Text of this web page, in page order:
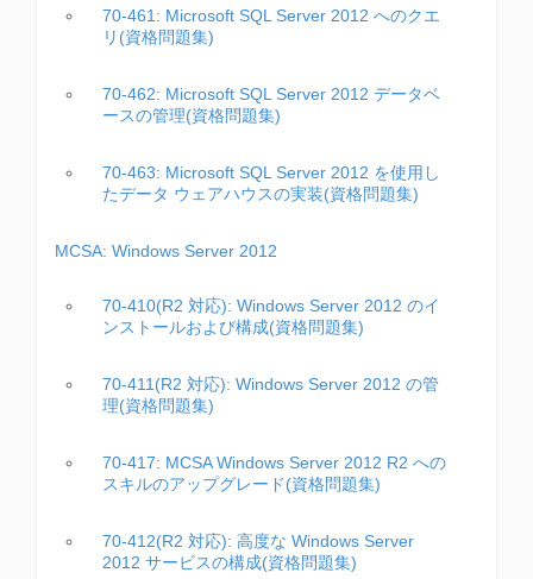
70-461: Microsoft SQL Server 2012 へのクエ
リ(資格問題集)
70-462: Microsoft SQL Server 2012 データベ
ースの管理(資格問題集)
70-463: Microsoft SQL Server 2012 を使用し
たデータ ウェアハウスの実装(資格問題集)
MCSA: Windows Server 2012
70-410(R2 対応): Windows Server 2012 のイ
ンストールおよび構成(資格問題集)
70-411(R2 対応): Windows Server 2012 の管
理(資格問題集)
70-417: MCSA Windows Server 2012 R2 への
スキルのアップグレード(資格問題集)
70-412(R2 対応): 高度な Windows Server
2012 サービスの構成(資格問題集)